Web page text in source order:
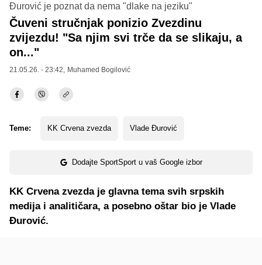
Đurović je poznat da nema "dlake na jeziku"
Čuveni stručnjak ponizio Zvezdinu
zvijezdu! "Sa njim svi trče da se slikaju, a
on..."
21.05.26. - 23:42, Muhamed Bogilović
Teme: KK Crvena zvezda Vlade Đurović
Dodajte SportSport u vaš Google izbor
KK Crvena zvezda je glavna tema svih srpskih
medija i analitičara, a posebno oštar bio je Vlade
Đurović.